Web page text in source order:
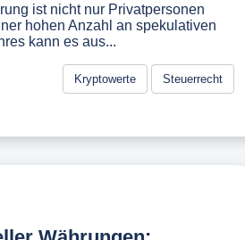
ist nicht nur Privatpersonen
hohen Anzahl an spekulativen
kann es aus...
Kryptowerte Steuerrecht